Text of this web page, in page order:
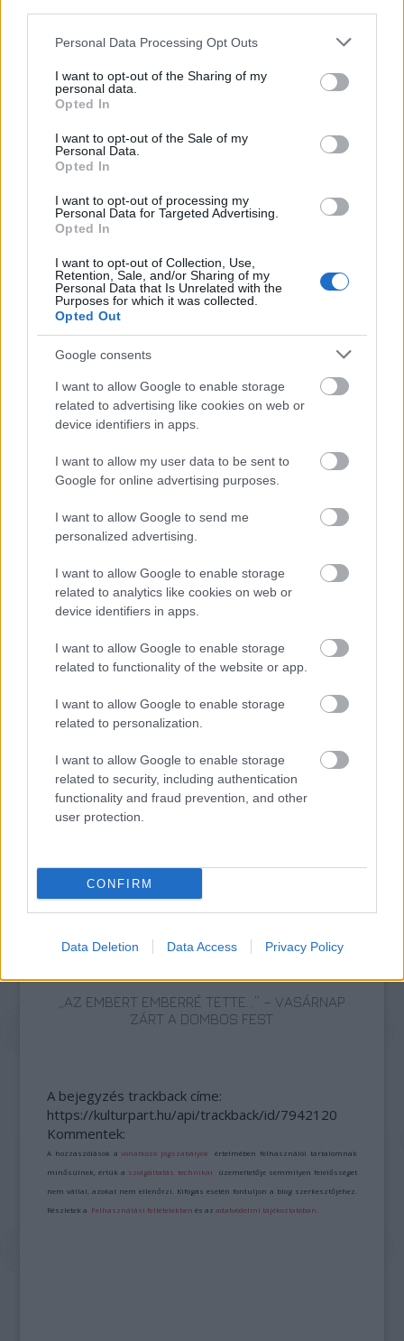
Please note that this website/app uses one or more Google
not limited to your visit or usage behaviour. You may click to
grant or deny consent to Google and its third-party tags to
use your data for below specified purposes in below Google
consent section.
Personal Data Processing Opt Outs
I want to opt-out of the Sharing of my
personal data.
Opted In
I want to opt-out of the Sale of my
Personal Data.
Opted In
I want to opt-out of processing my
Personal Data for Targeted Advertising.
Opted In
I want to opt-out of Collection, Use,
Retention, Sale, and/or Sharing of my
Personal Data that Is Unrelated with the
Purposes for which it was collected.
Opted Out
Google consents
I want to allow Google to enable storage
related to advertising like cookies on web or
device identifiers in apps.
I want to allow my user data to be sent to
Google for online advertising purposes.
I want to allow Google to send me
personalized advertising.
I want to allow Google to enable storage
related to analytics like cookies on web or
device identifiers in apps.
I want to allow Google to enable storage
related to functionality of the website or app.
I want to allow Google to enable storage
related to personalization.
I want to allow Google to enable storage
related to security, including authentication
functionality and fraud prevention, and other
user protection.
CONFIRM
Data Deletion Data Access Privacy Policy
Forrás:Laughing Squid
Zene Internet Metal Musical
„AZ EMBERT EMBERRÉ TETTE…” – VASÁRNAP
ZÁRT A DOMBOS FEST
A bejegyzés trackback címe:
https://kulturpart.hu/api/trackback/id/7942120
Kommentek:
A hozzászólások avonatkozó jogszabályok értelmében felhasználói tartalomnak
minősülnek, értük a szolgáltatás technikai üzemeltetője semmilyen felelősséget
nem vállal, azokat nem ellenőrzi. Kifogás esetén forduljon a blog szerkesztőjéhez.
Részletek a Felhasználási feltételekben és azadatvédelmi tájékoztatóban